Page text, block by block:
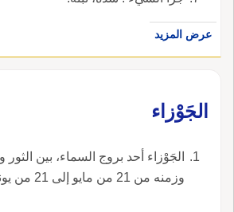
عرض المزيد
الجَوْزاء
الجَوْزاء أحد بروج السماء، بين
وزمنه من 21 من مايو إلى 21 من يونية.